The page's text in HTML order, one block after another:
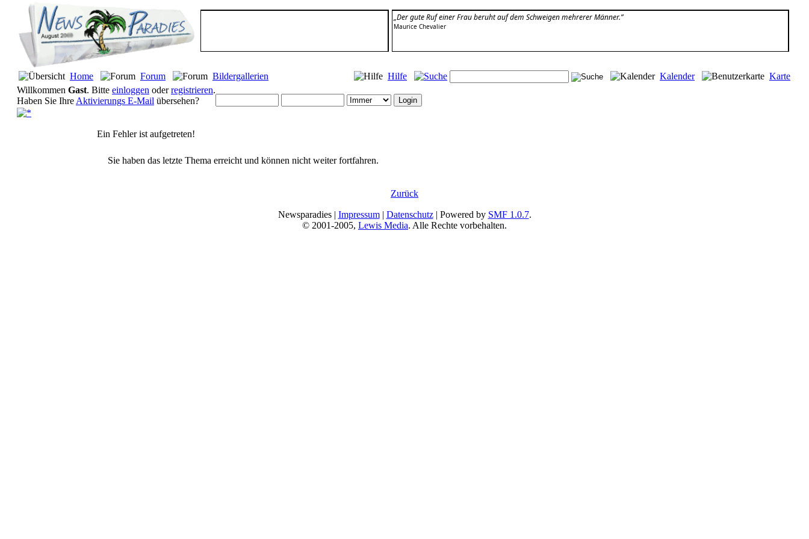
„Der gute Ruf einer Frau beruht auf dem Schweigen mehrerer Männer.”
Maurice Chevalier
Home Forum Bildergallerien Hilfe Kalender
Karte
Willkommen Gast. Bitte einloggen oderregistrieren.
Haben Sie Ihre Aktivierungs E-Mail übersehen?
Ein Fehler ist aufgetreten!
Sie haben das letzte Thema erreicht und können nicht weiter fortfahren.
Zurück
Newsparadies | Impressum| Datenschutz| Powered by SMF 1.0.7.
© 2001-2005, Lewis Media. Alle Rechte vorbehalten.